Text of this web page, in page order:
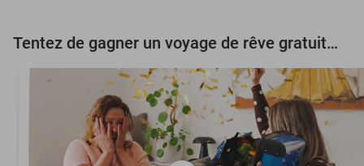
Tentez de gagner un voyage de rêve gratuit d'une valeur de 3.000 € !